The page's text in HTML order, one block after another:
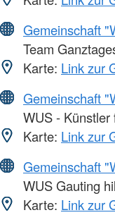
Gemeinschaft
Team
Karte: Link zur
Gemeinschaft
WUS - Künstler
Karte: Link zur
Gemeinschaft
WUS Gauting
Karte: Link zur